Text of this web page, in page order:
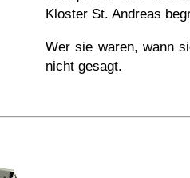
Kloster St. Andreas
Wer sie waren, wann
nicht gesagt.